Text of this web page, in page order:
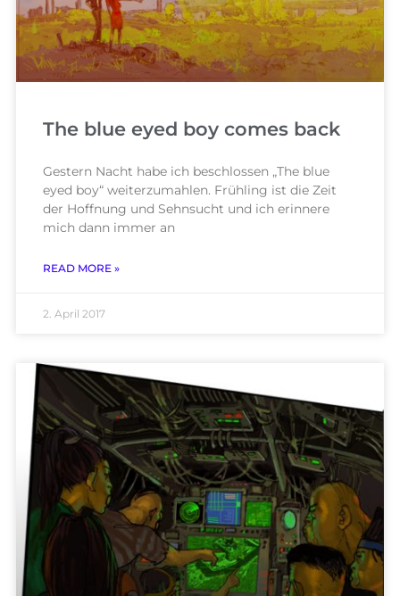
The blue eyed boy comes back
Gestern Nacht habe ich beschlossen „The blue
eyed boy“ weiterzumahlen. Frühling ist die Zeit
der Hoffnung und Sehnsucht und ich erinnere
mich dann immer an
READ MORE »
2. April 2017